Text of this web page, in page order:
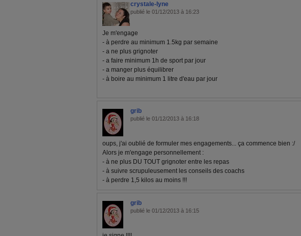
crystale-lyne
publié le 01/12/2013 à 16:23
Je m'engage
- à perdre au minimum 1.5kg par semaine
- a ne plus grignoter
- a faire minimum 1h de sport par jour
- a manger plus équilibrer
- à boire au minimum 1 litre d'eau par jour
grib
publié le 01/12/2013 à 16:18
oups, j'ai oublié de formuler mes engagements... ça commence bien :/
Alors je m'engage personnellement :
- à ne plus DU TOUT grignoter entre les repas
- à suivre scrupuleusement les conseils des coachs
- à perdre 1,5 kilos au moins !!!
grib
publié le 01/12/2013 à 16:15